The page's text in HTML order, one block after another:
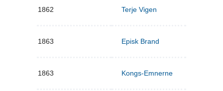
1862 Terje Vigen
1863 Episk Brand
1863 Kongs-Emnerne